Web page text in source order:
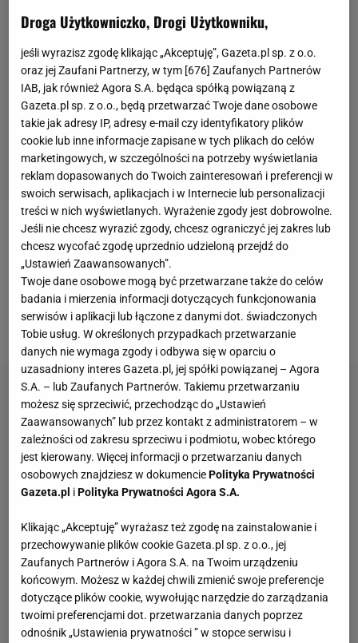
Na Suncorp Stadium w Brisbane pojedynek o pas
WBO oglądało ponad 50 tys.
zawiodło. Już sam początekwalkizrobił wrażenie,
kiedy skazywany przez wszystkich na porażkę Horn
rzucił się na Pacquiao, zasypując go ciosami.
Droga Użytkowniczko, Drogi Użytkowniku,
jeśli wyrazisz zgodę klikając „Akceptuję”, Gazeta.pl sp. z o.o.
oraz jej Zaufani Partnerzy, w tym [676] Zaufanych Partnerów
IAB, jak również Agora S.A. będąca spółką powiązaną z
Gazeta.pl sp. z o.o., będą przetwarzać Twoje dane osobowe
takie jak adresy IP, adresy e-mail czy identyfikatory plików
cookie lub inne informacje zapisane w tych plikach do celów
marketingowych, w szczególności na potrzeby wyświetlania
reklam dopasowanych do Twoich zainteresowań i preferencji w
swoich serwisach, aplikacjach i w Internecie lub personalizacji
treści w nich wyświetlanych. Wyrażenie zgody jest dobrowolne.
Jeśli nie chcesz wyrazić zgody, chcesz ograniczyć jej zakres lub
chcesz wycofać zgodę uprzednio udzieloną przejdź do
„Ustawień Zaawansowanych”.
Twoje dane osobowe mogą być przetwarzane także do celów
badania i mierzenia informacji dotyczących funkcjonowania
serwisów i aplikacji lub łączone z danymi dot. świadczonych
Tobie usług. W określonych przypadkach przetwarzanie
danych nie wymaga zgody i odbywa się w oparciu o
uzasadniony interes Gazeta.pl, jej spółki powiązanej – Agora
S.A. – lub Zaufanych Partnerów. Takiemu przetwarzaniu
możesz się sprzeciwić, przechodząc do „Ustawień
Zaawansowanych” lub przez kontakt z administratorem – w
zależności od zakresu sprzeciwu i podmiotu, wobec którego
jest kierowany. Więcej informacji o przetwarzaniu danych
osobowych znajdziesz w dokumenciePolityka Prywatności
Gazeta.pl iPolityka Prywatności Agora S.A.
Klikając „Akceptuję” wyrażasz też zgodę na zainstalowanie i
przechowywanie plików cookie Gazeta.pl sp. z o.o., jej
Zaufanych Partnerów i Agora S.A. na Twoim urządzeniu
końcowym. Możesz w każdej chwili zmienić swoje preferencje
dotyczące plików cookie, wywołując narzędzie do zarządzania
twoimi preferencjami dot. przetwarzania danych poprzez
odnośnik „Ustawienia prywatności ” w stopce serwisu i